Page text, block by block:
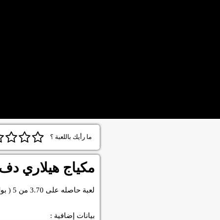
ما رأيك باللعبة ؟
مكياج هيلاري
لعبة حاصله على 3.70 من 5
(
بيانات إضافية :